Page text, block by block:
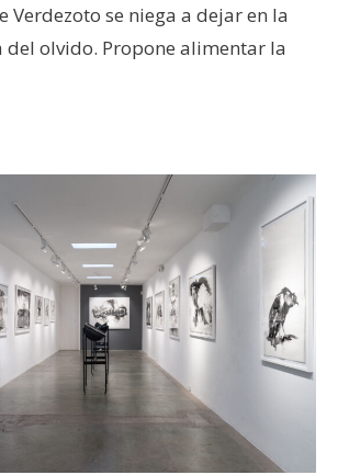
Verdezoto se niega a dejar en la
del olvido. Propone alimentar la